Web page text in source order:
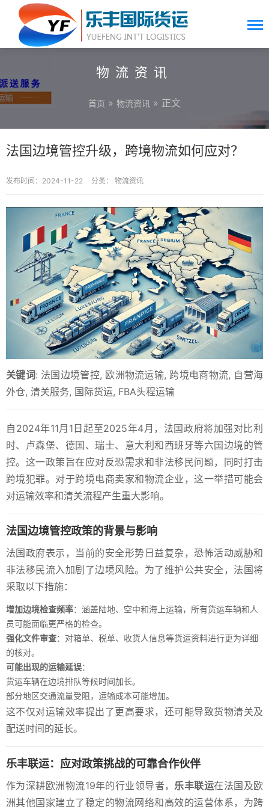
物流资讯
首页 » 物流资讯 » 正文
法国边境管控升级，跨境物流如何应对？
发布时间：2024-11-22 分类： 物流资讯
关键词: 法国边境管控, 欧洲物流运输, 跨境电商物流, 自营海
外仓, 清关服务, 国际货运, FBA头程运输
自2024年11月1日起至2025年4月，法国政府将加强对比利
时、卢森堡、德国、瑞士、意大利和西班牙等六国边境的管
控。这一政策旨在应对反恐需求和非法移民问题，同时打击
跨境犯罪。对于跨境电商卖家和物流企业，这一举措可能会
对运输效率和清关流程产生重大影响。
法国边境管控政策的背景与影响
法国政府表示，当前的安全形势日益复杂，恐怖活动威胁和
非法移民流入加剧了边境风险。为了维护公共安全，法国将
采取以下措施：
增加边境检查频率：涵盖陆地、空中和海上运输，所有货运车辆和人
员可能面临更严格的检查。
强化文件审查：对箱单、税单、收货人信息等货运资料进行更为详细
的核对。
可能出现的运输延误：
货运车辆在边境排队等候时间加长。
部分地区交通流量受阻，运输成本可能增加。
这不仅对运输效率提出了更高要求，还可能导致货物清关及
配送时间的延长。
乐丰联运：应对政策挑战的可靠合作伙伴
作为深耕欧洲物流19年的行业领导者， 乐丰联运在法国及欧
洲其他国家建立了稳定的物流网络和高效的运营体系，为跨